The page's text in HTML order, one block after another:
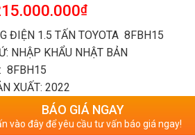
₫
ĐIỆN 1.5 TẤN TOYOTA 8FBH15
NHẬP KHẨU NHẬT BẢN
8FBH15
XUẤT: 2022
BÁO GIÁ NGAY
vào đây để yêu cầu tư vấn báo giá ngay!